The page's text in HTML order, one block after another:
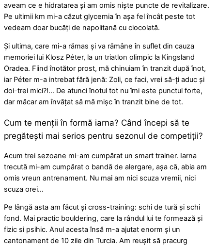
aveam ce e hidratarea și am omis niște puncte de revitalizare.
Pe ultimii km mi-a căzut glycemia în așa fel încât peste tot
vedeam doar bucăți de napolitană cu ciocolată.
Și ultima, care mi-a rămas și va rămâne în suflet din cauza
memoriei lui Klosz Péter, la un triatlon olimpic la Kingsland
Oradea. Fiind înotător prost, mă chinuiam în tranzit după înot,
iar Péter m-a intrebat fără jenă: Zoli, ce faci, vrei să-ți aduc și
doi-trei mici?!… De atunci înotul tot nu îmi este punctul forte,
dar măcar am învățat să mă mișc în tranzit bine de tot.
Cum te menții în formă iarna? Când începi să te
pregătești mai serios pentru sezonul de competiții?
Acum trei sezoane mi-am cumpărat un smart trainer. Iarna
trecută mi-am cumpărat o bandă de alergare, așa că, abia am
omis vreun antrenament. Nu mai am nici scuza vremii, nici
scuza orei…
Pe lângă asta am făcut și cross-training: schi de tură și schi
fond. Mai practic bouldering, care la rândul lui te formează și
fizic si psihic. Anul acesta însă m-a ajutat enorm și un
cantonament de 10 zile din Turcia. Am reușit să pracurg